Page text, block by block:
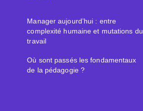
Manager aujourd’hui : entre
complexité humaine et mutations du
travail
Où sont passés les fondamentaux
de la pédagogie ?